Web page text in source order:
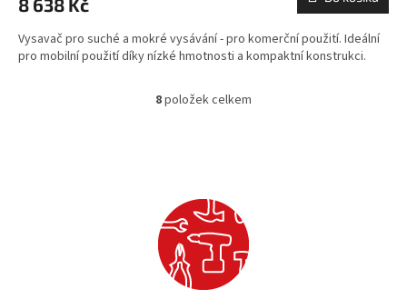
8 638 Kč
Vysavač pro suché a mokré vysávání - pro komerční použití. Ideální
pro mobilní použití díky nízké hmotnosti a kompaktní konstrukci.
O
c
í
p
r
v
8položek celkem